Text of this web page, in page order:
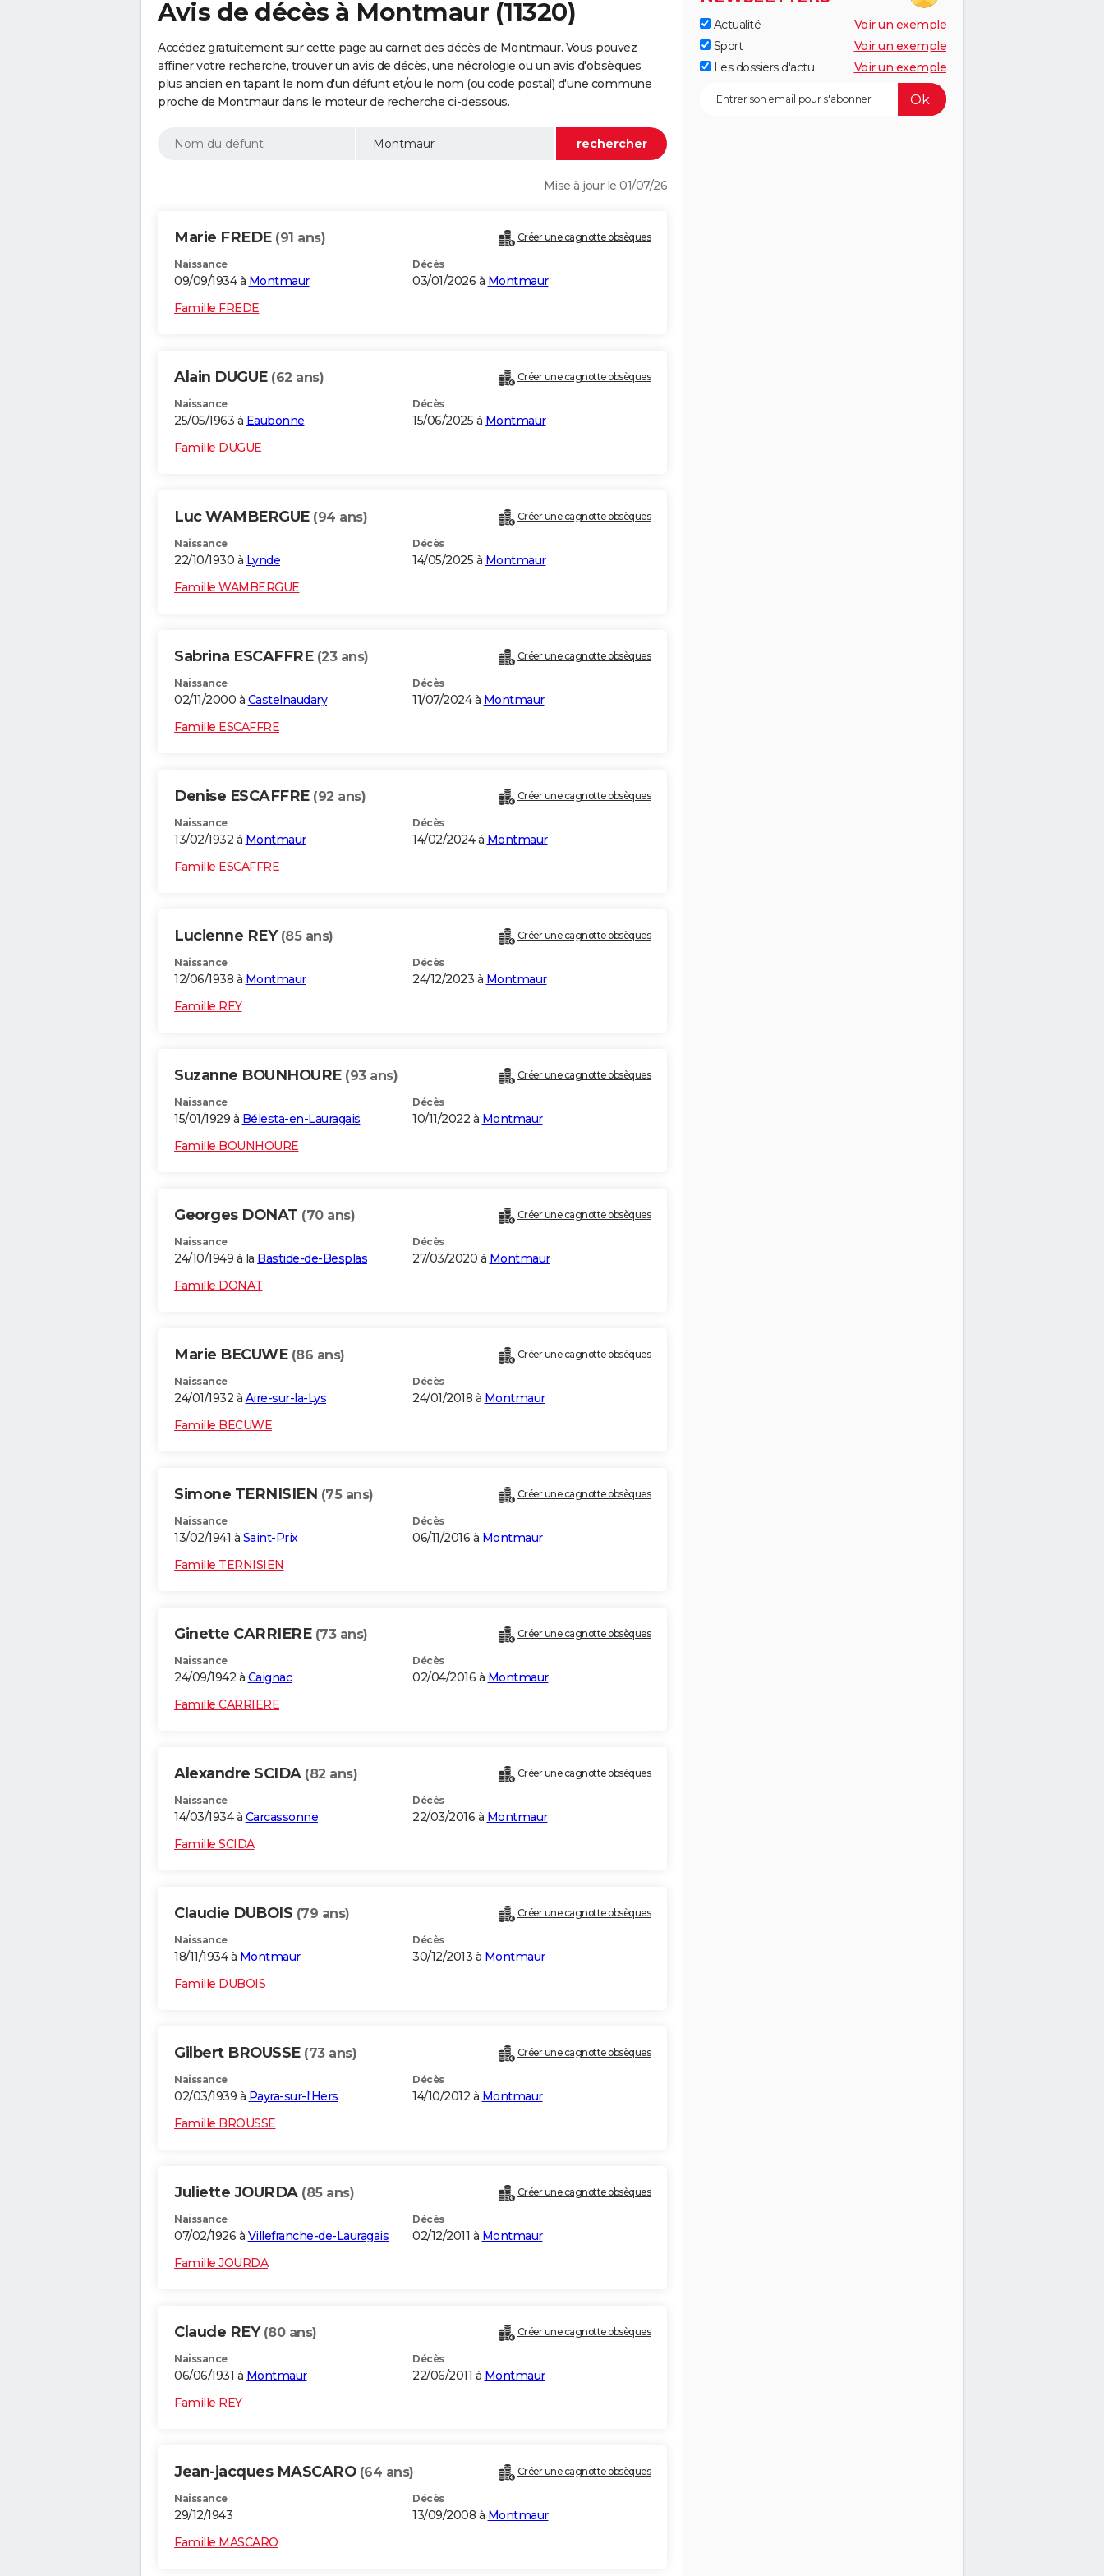
Avis de décès à Montmaur (11320)
Accédez gratuitement sur cette page au carnet des décès de Montmaur. Vous pouvez
affiner votre recherche, trouver un avis de décès, une nécrologie ou un avis d'obsèques
plus ancien en tapant le nom d'un défunt et/ou le nom (ou code postal) d'une commune
proche de Montmaur dans le moteur de recherche ci-dessous.
Mise à jour le 01/07/26
Marie FREDE (91 ans) Créer une cagnotte obsèques
Naissance
09/09/1934 à Montmaur
Décès
03/01/2026 à Montmaur
Famille FREDE
Alain DUGUE (62 ans) Créer une cagnotte obsèques
Naissance
25/05/1963 à Eaubonne
Décès
15/06/2025 à Montmaur
Famille DUGUE
Luc WAMBERGUE (94 ans) Créer une cagnotte obsèques
Naissance
22/10/1930 à Lynde
Décès
14/05/2025 à Montmaur
Famille WAMBERGUE
Sabrina ESCAFFRE (23 ans) Créer une cagnotte obsèques
Naissance
02/11/2000 à Castelnaudary
Décès
11/07/2024 à Montmaur
Famille ESCAFFRE
Denise ESCAFFRE (92 ans) Créer une cagnotte obsèques
Naissance
13/02/1932 à Montmaur
Décès
14/02/2024 à Montmaur
Famille ESCAFFRE
Lucienne REY (85 ans) Créer une cagnotte obsèques
Naissance
12/06/1938 à Montmaur
Décès
24/12/2023 à Montmaur
Famille REY
Suzanne BOUNHOURE (93 ans) Créer une cagnotte obsèques
Naissance
15/01/1929 à Bélesta-en-Lauragais
Décès
10/11/2022 à Montmaur
Famille BOUNHOURE
Georges DONAT (70 ans) Créer une cagnotte obsèques
Naissance
24/10/1949 à la Bastide-de-Besplas
Décès
27/03/2020 à Montmaur
Famille DONAT
Marie BECUWE (86 ans) Créer une cagnotte obsèques
Naissance
24/01/1932 à Aire-sur-la-Lys
Décès
24/01/2018 à Montmaur
Famille BECUWE
Simone TERNISIEN (75 ans) Créer une cagnotte obsèques
Naissance
13/02/1941 à Saint-Prix
Décès
06/11/2016 à Montmaur
Famille TERNISIEN
Ginette CARRIERE (73 ans) Créer une cagnotte obsèques
Naissance
24/09/1942 à Caignac
Décès
02/04/2016 à Montmaur
Famille CARRIERE
Alexandre SCIDA (82 ans) Créer une cagnotte obsèques
Naissance
14/03/1934 à Carcassonne
Décès
22/03/2016 à Montmaur
Famille SCIDA
Claudie DUBOIS (79 ans) Créer une cagnotte obsèques
Naissance
18/11/1934 à Montmaur
Décès
30/12/2013 à Montmaur
Famille DUBOIS
Gilbert BROUSSE (73 ans) Créer une cagnotte obsèques
Naissance
02/03/1939 à Payra-sur-l'Hers
Décès
14/10/2012 à Montmaur
Famille BROUSSE
Juliette JOURDA (85 ans) Créer une cagnotte obsèques
Naissance
07/02/1926 à Villefranche-de-Lauragais
Décès
02/12/2011 à Montmaur
Famille JOURDA
Claude REY (80 ans) Créer une cagnotte obsèques
Naissance
06/06/1931 à Montmaur
Décès
22/06/2011 à Montmaur
Famille REY
Jean-jacques MASCARO (64 ans) Créer une cagnotte obsèques
Naissance
29/12/1943
Décès
13/09/2008 à Montmaur
Famille MASCARO
Actualité
Voir un exemple
Sport
Voir un exemple
Les dossiers d'actu
Voir un exemple